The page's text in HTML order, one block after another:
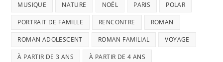
MUSIQUE NATURE NOËL PARIS POLAR
PORTRAIT DE FAMILLE RENCONTRE ROMAN
ROMAN ADOLESCENT ROMAN FAMILIAL VOYAGE
À PARTIR DE 3 ANS À PARTIR DE 4 ANS